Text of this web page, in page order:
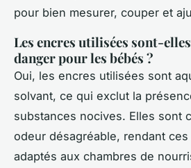
pour bien mesurer, couper et
Les encres utilisées sont-
danger pour les bébés ?
Oui, les encres utilisées sont
solvant, ce qui exclut la
substances nocives. Elles sont
odeur désagréable, rendant
adaptés aux chambres de